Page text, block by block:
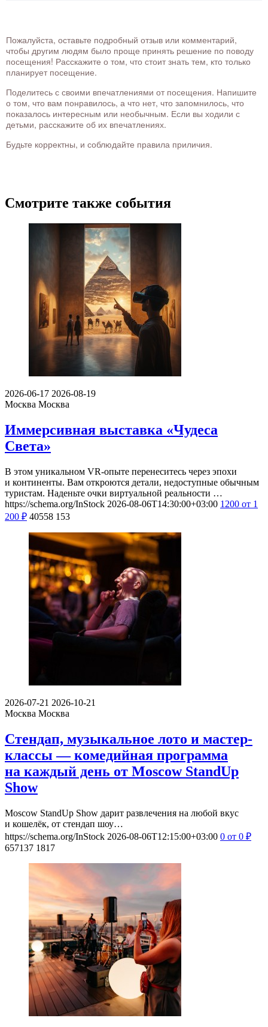
Пожалуйста, оставьте подробный отзыв или комментарий,
чтобы другим людям было проще принять решение по поводу
посещения! Расскажите о том, что стоит знать тем, кто только
планирует посещение.
Поделитесь с своими впечатлениями от посещения. Напишите
о том, что вам понравилось, а что нет, что запомнилось, что
показалось интересным или необычным. Если вы ходили с
детьми, расскажите об их впечатлениях.
Будьте корректны, и соблюдайте правила приличия.
Смотрите также события
2026-06-17 2026-08-19
Москва Москва
Иммерсивная выставка «Чудеса
Света»
В этом уникальном VR-опыте перенеситесь через эпохи
и континенты. Вам откроются детали, недоступные обычным
туристам. Наденьте очки виртуальной реальности …
https://schema.org/InStock 2026-08-06T14:30:00+03:00 1200 от 1
200 ₽ 40558 153
2026-07-21 2026-10-21
Москва Москва
Стендап, музыкальное лото и мастер-
классы — комедийная программа
на каждый день от Moscow StandUp
Show
Moscow StandUp Show дарит развлечения на любой вкус
и кошелёк, от стендап шоу…
https://schema.org/InStock 2026-08-06T12:15:00+03:00 0 от 0 ₽
657137 1817